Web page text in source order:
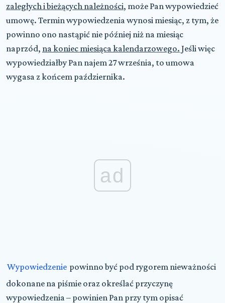
zaległych i bieżących należności, może Pan wypowiedzieć
umowę. Termin wypowiedzenia wynosi miesiąc, z tym, że
powinno ono nastąpić nie później niż na miesiąc
naprzód, na koniec miesiąca kalendarzowego. Jeśli więc
wypowiedziałby Pan najem 27 września, to umowa
wygasa z końcem października.
ad
Wypowiedzenie powinno być pod rygorem nieważności
dokonane na piśmie oraz określać przyczynę
wypowiedzenia – powinien Pan przy tym opisać